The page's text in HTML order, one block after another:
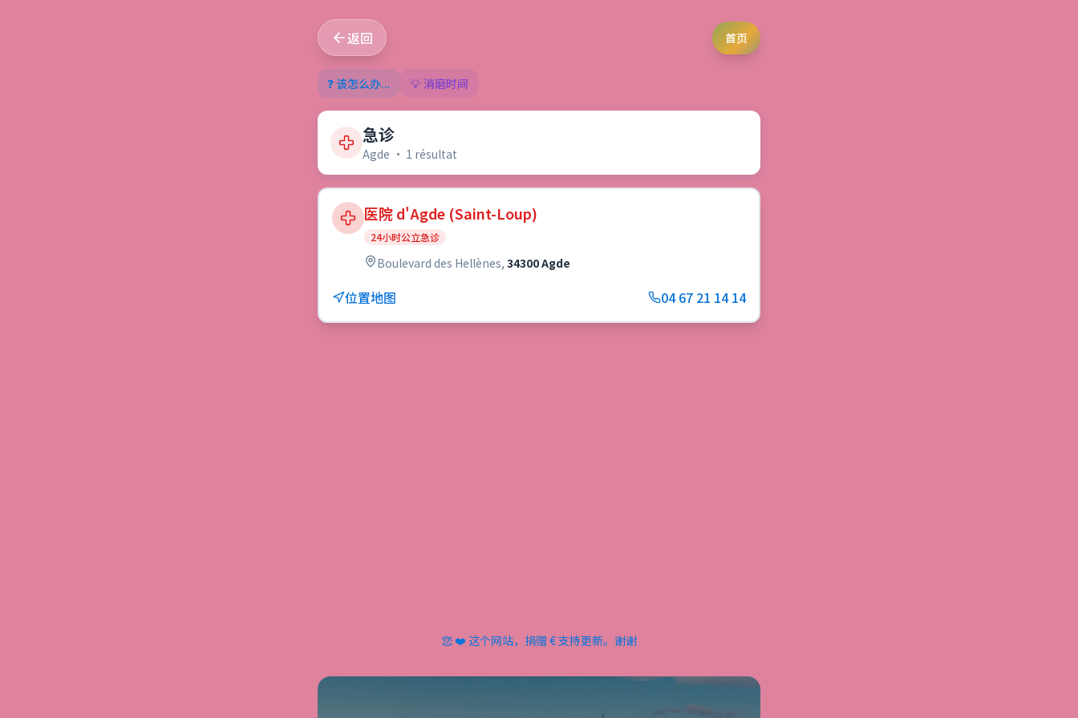
返回 首页
❓ 该怎么办... 💡 消磨时间
急诊
Agde • 1 résultat
医院 d'Agde (Saint-Loup)
24小时公立急诊
Boulevard des Hellènes, 34300 Agde
位置地图 04 67 21 14 14
您 ❤️ 这个网站，捐赠 € 支持更新。谢谢